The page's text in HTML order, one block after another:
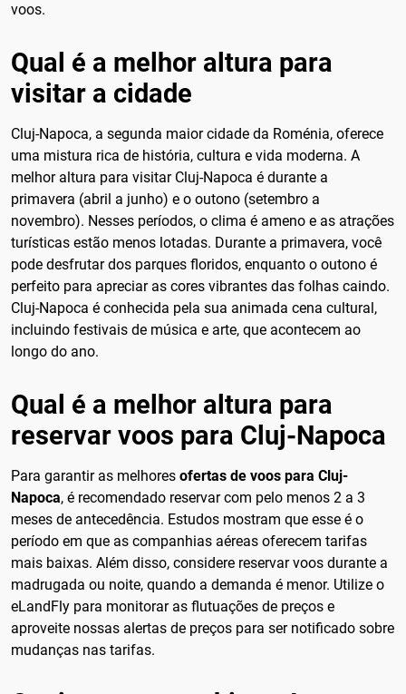
voos.
Qual é a melhor altura para
visitar a cidade
Cluj-Napoca, a segunda maior cidade da Roménia, oferece
uma mistura rica de história, cultura e vida moderna. A
melhor altura para visitar Cluj-Napoca é durante a
primavera (abril a junho) e o outono (setembro a
novembro). Nesses períodos, o clima é ameno e as atrações
turísticas estão menos lotadas. Durante a primavera, você
pode desfrutar dos parques floridos, enquanto o outono é
perfeito para apreciar as cores vibrantes das folhas caindo.
Cluj-Napoca é conhecida pela sua animada cena cultural,
incluindo festivais de música e arte, que acontecem ao
longo do ano.
Qual é a melhor altura para
reservar voos para Cluj-Napoca
Para garantir as melhores ofertas de voos para Cluj-
Napoca, é recomendado reservar com pelo menos 2 a 3
meses de antecedência. Estudos mostram que esse é o
período em que as companhias aéreas oferecem tarifas
mais baixas. Além disso, considere reservar voos durante a
madrugada ou noite, quando a demanda é menor. Utilize o
eLandFly para monitorar as flutuações de preços e
aproveite nossas alertas de preços para ser notificado sobre
mudanças nas tarifas.